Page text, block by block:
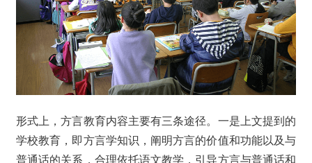
形式上，方言教育内容主要有三条途径。一是上文提到的
学校教育，即方言学知识，阐明方言的价值和功能以及与
普通话的关系，合理依托语文教学，引导方言与普通话和